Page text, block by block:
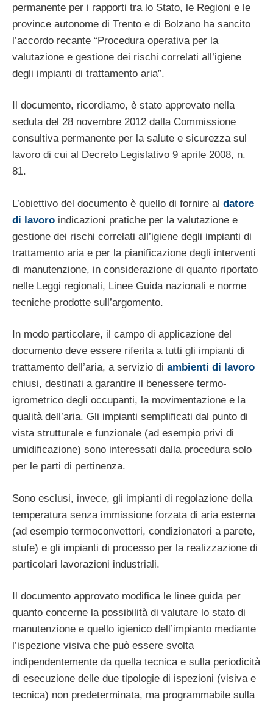
permanente per i rapporti tra lo Stato, le Regioni e le
province autonome di Trento e di Bolzano ha sancito
l’accordo recante “Procedura operativa per la
valutazione e gestione dei rischi correlati all’igiene
degli impianti di trattamento aria”.
Il documento, ricordiamo, è stato approvato nella
seduta del 28 novembre 2012 dalla Commissione
consultiva permanente per la salute e sicurezza sul
lavoro di cui al Decreto Legislativo 9 aprile 2008, n.
81.
L’obiettivo del documento è quello di fornire al datore
di lavoro indicazioni pratiche per la valutazione e
gestione dei rischi correlati all’igiene degli impianti di
trattamento aria e per la pianificazione degli interventi
di manutenzione, in considerazione di quanto riportato
nelle Leggi regionali, Linee Guida nazionali e norme
tecniche prodotte sull’argomento.
In modo particolare, il campo di applicazione del
documento deve essere riferita a tutti gli impianti di
trattamento dell’aria, a servizio di ambienti di lavoro
chiusi, destinati a garantire il benessere termo-
igrometrico degli occupanti, la movimentazione e la
qualità dell’aria. Gli impianti semplificati dal punto di
vista strutturale e funzionale (ad esempio privi di
umidificazione) sono interessati dalla procedura solo
per le parti di pertinenza.
Sono esclusi, invece, gli impianti di regolazione della
temperatura senza immissione forzata di aria esterna
(ad esempio termoconvettori, condizionatori a parete,
stufe) e gli impianti di processo per la realizzazione di
particolari lavorazioni industriali.
Il documento approvato modifica le linee guida per
quanto concerne la possibilità di valutare lo stato di
manutenzione e quello igienico dell’impianto mediante
l’ispezione visiva che può essere svolta
indipendentemente da quella tecnica e sulla periodicità
di esecuzione delle due tipologie di ispezioni (visiva e
tecnica) non predeterminata, ma programmabile sulla